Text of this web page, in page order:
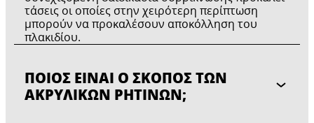
τάσεις οι οποίες στην χειρότερη περίπτωση
μπορούν να προκαλέσουν αποκόλληση του
πλακιδίου.
ΠΟΙΟΣ ΕΊΝΑΙ Ο ΣΚΟΠΌΣ ΤΩΝ
ΑΚΡΥΛΙΚΏΝ ΡΗΤΙΝΏΝ;